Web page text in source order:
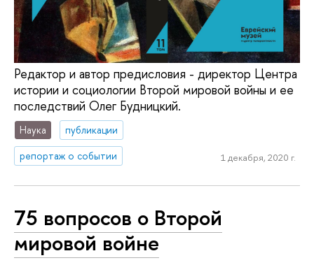
Редактор и автор предисловия - директор Центра
истории и социологии Второй мировой войны и ее
последствий Олег Будницкий.
Наука
публикации
репортаж о событии
1 декабря, 2020 г.
75 вопросов о Второй
мировой войне